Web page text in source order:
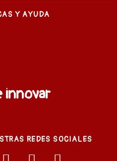
Y AYUDA
innovar
REDES SOCIALES